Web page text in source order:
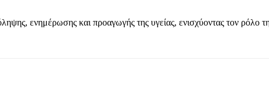
ενημέρωσης και προαγωγής της υγείας, ενισχύοντας τον ρόλο